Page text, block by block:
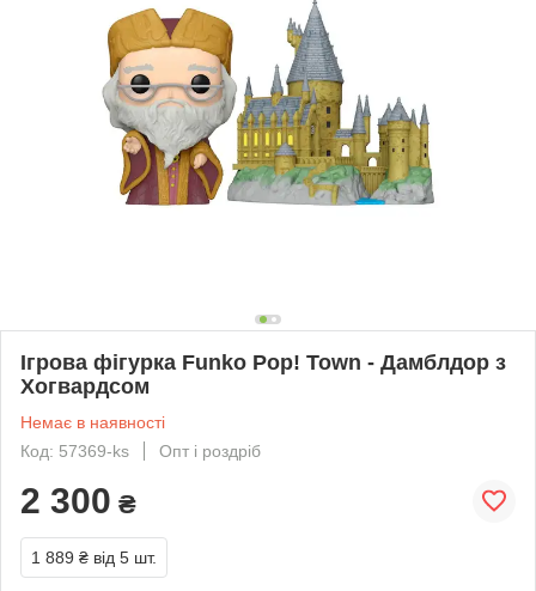
Ігрова фігурка Funko Pop! Town - Дамблдор з
Хогвардсом
Немає в наявності
Код: 57369-ks
Опт і роздріб
2 300 ₴
1 889 ₴ від 5 шт.